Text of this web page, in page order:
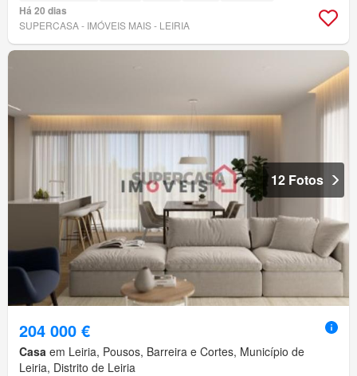
Há 20 dias
SUPERCASA - IMÓVEIS MAIS - LEIRIA
12 Fotos
204 000 €
Casa em Leiria, Pousos, Barreira e Cortes, Município de
Leiria, Distrito de Leiria